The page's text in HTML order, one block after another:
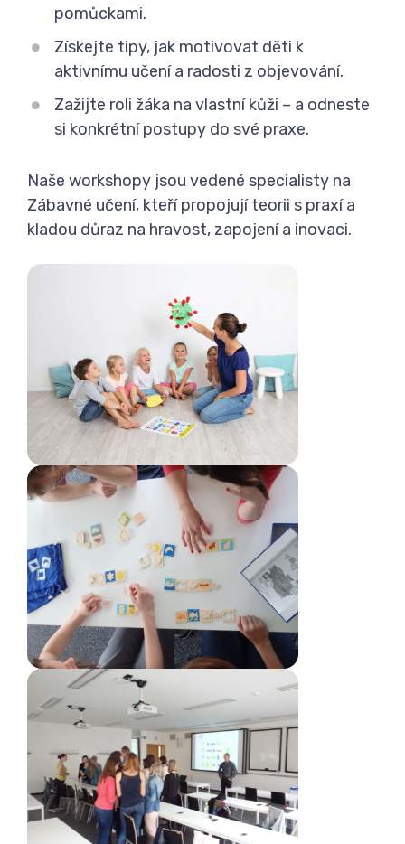
pomůckami.
Získejte tipy, jak motivovat děti k
aktivnímu učení a radosti z objevování.
Zažijte roli žáka na vlastní kůži – a odneste
si konkrétní postupy do své praxe.
Naše workshopy jsou vedené specialisty na
Zábavné učení, kteří propojují teorii s praxí a
kladou důraz na hravost, zapojení a inovaci.